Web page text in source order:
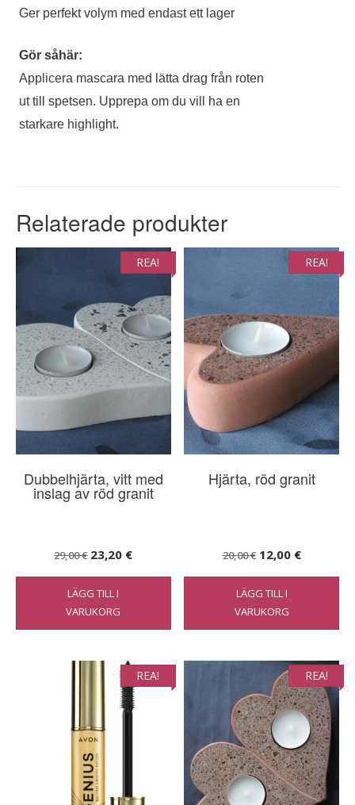
Ger perfekt volym med endast ett lager
Gör såhär:
Applicera mascara med lätta drag från roten
ut till spetsen. Upprepa om du vill ha en
starkare highlight.
Relaterade produkter
REA!
Dubbelhjärta, vitt med
inslag av röd granit
29,00€ Det
ursprungliga
priset
var:
23,20 €Det
nuvarande
LÄGG TILL I
VARUKORG
REA!
Hjärta, röd granit
20,00€ Det
ursprungliga
priset
var:
12,00 €Det
LÄGG TILL I
VARUKORG
REA! REA!